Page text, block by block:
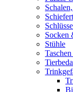
Socken
Stühle